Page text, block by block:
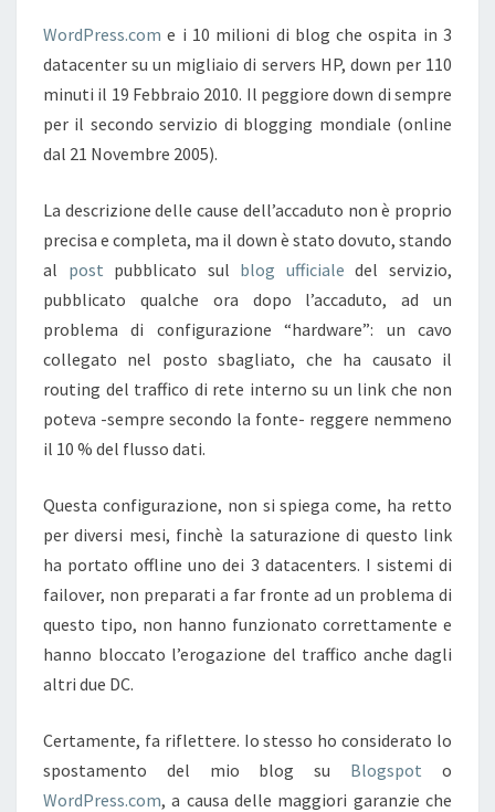
WordPress.com e i 10 milioni di blog che ospita in 3
datacenter su un migliaio di servers HP, down per 110
minuti il 19 Febbraio 2010. Il peggiore down di sempre
per il secondo servizio di blogging mondiale (online
dal 21 Novembre 2005).
La descrizione delle cause dell’accaduto non è proprio
precisa e completa, ma il down è stato dovuto, stando
al post pubblicato sul blog ufficiale del servizio,
pubblicato qualche ora dopo l’accaduto, ad un
problema di configurazione “hardware”: un cavo
collegato nel posto sbagliato, che ha causato il
routing del traffico di rete interno su un link che non
poteva -sempre secondo la fonte- reggere nemmeno
il 10 % del flusso dati.
Questa configurazione, non si spiega come, ha retto
per diversi mesi, finchè la saturazione di questo link
ha portato offline uno dei 3 datacenters. I sistemi di
failover, non preparati a far fronte ad un problema di
questo tipo, non hanno funzionato correttamente e
hanno bloccato l’erogazione del traffico anche dagli
altri due DC.
Certamente, fa riflettere. Io stesso ho considerato lo
spostamento del mio blog su Blogspot o
WordPress.com, a causa delle maggiori garanzie che